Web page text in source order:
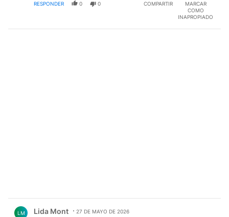
RESPONDER 0 0 COMPARTIR
MARCAR
COMO
INAPROPIADO
LM Lida Mont 27 DE MAYO DE 2026